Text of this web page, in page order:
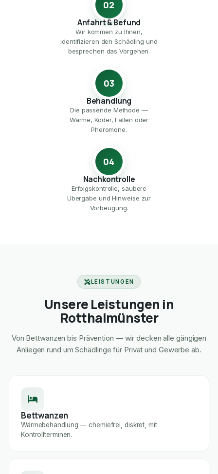
02
Anfahrt & Befund
Wir kommen zu Ihnen,
identifizieren den Schädling und
besprechen das Vorgehen.
03
Behandlung
Die passende Methode —
Wärme, Köder, Fallen oder
Pheromone.
04
Nachkontrolle
Erfolgskontrolle, saubere
Übergabe und Hinweise zur
Vorbeugung.
LEISTUNGEN
Unsere Leistungen in
Rotthalmünster
Von Bettwanzen bis Prävention — wir decken alle gängigen
Anliegen rund um Schädlinge für Privat und Gewerbe ab.
Bettwanzen
Wärmebehandlung — chemiefrei, diskret, mit
Kontrollterminen.